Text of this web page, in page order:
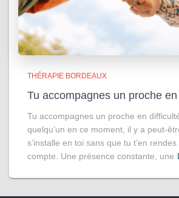
THÉRAPIE BORDEAUX
Tu accompagnes un proche
Tu accompagnes un proche en
quelqu’un en ce moment, il y a peut-
s’installe en toi sans que tu t’en
compte. Une présence constante, une